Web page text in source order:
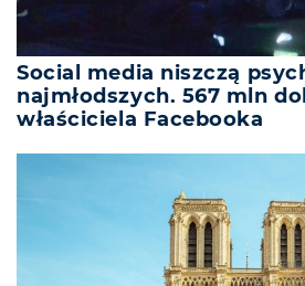
Social media niszczą
najmłodszych. 567 mln
właściciela Facebooka